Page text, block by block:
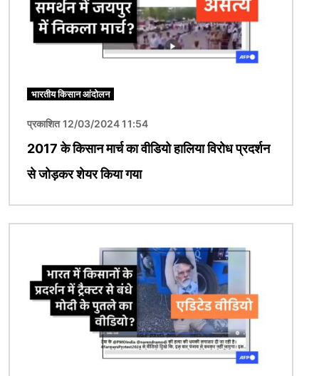
भारतीय किसान आंदोलन
प्रकाशित 12/03/2024 11:54
2017 के किसान मार्च का वीडियो हालिया विरोध प्रदर्शन
से जोड़कर शेयर किया गया